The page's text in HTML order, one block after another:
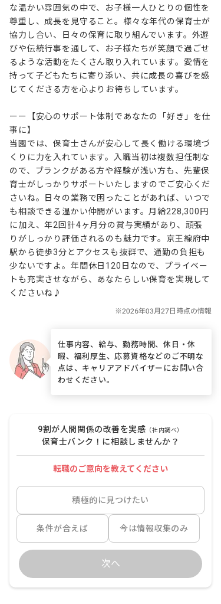
な温かい雰囲気の中で、お子様一人ひとりの個性を
尊重し、成長を見守ること。様々な年代の保育士が
協力し合い、日々の保育に取り組んでいます。外遊
びや伝統行事を通して、お子様たちが笑顔で過ごせ
るような活動をたくさん取り入れています。愛情を
持って子どもたちに寄り添い、共に成長の喜びを感
じてくださる方を心よりお待ちしています。
ーー【安心のサポート体制であなたの「好き」を仕
事に】
当園では、保育士さんが安心して長く働ける環境づ
くりに力を入れています。入職当初は複数担任制な
ので、ブランクがある方や経験が浅い方も、先輩保
育士がしっかりサポートいたしますのでご安心くだ
さいね。日々の業務で困ったことがあれば、いつで
も相談できる温かい仲間がいます。月給228,300円
に加え、年2回計4ヶ月分の賞与実績があり、頑張
りがしっかり評価されるのも魅力です。京王線府中
駅から徒歩3分とアクセスも抜群で、通勤の負担も
少ないですよ。年間休日120日なので、プライベー
トも充実させながら、あなたらしい保育を実現して
くださいね♪
仕事内容、給与、勤務時間、休日・休
暇、福利厚生、応募資格などのご不明な
点は、キャリアアドバイザーにお問い合
わせください。
9割が人間関係の改善を実感 （社内調べ）
保育士バンク！に相談しませんか？
転職のご意向を教えてください
積極的に見つけたい
条件が合えば 今は情報収集のみ
次へ